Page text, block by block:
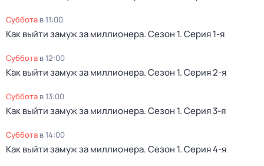
суббота в11:00
Как выйти замуж за миллионера. Сезон 1. Серия 1-я
суббота в12:00
Как выйти замуж за миллионера. Сезон 1. Серия 2-я
суббота в13:00
Как выйти замуж за миллионера. Сезон 1. Серия 3-я
суббота в14:00
Как выйти замуж за миллионера. Сезон 1. Серия 4-я